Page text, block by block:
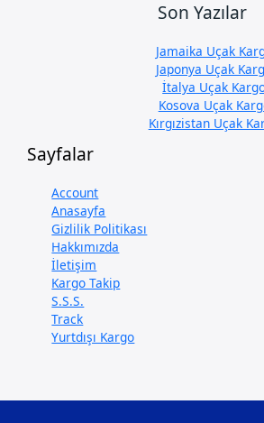
Son Yazılar
Jamaika Uçak
Japonya Uçak
İtalya Uçak
Kosova Uçak
Kırgızistan Uçak
Sayfalar
Account
Anasayfa
Gizlilik Politikası
Hakkımızda
İletişim
Kargo Takip
S.S.S.
Track
Yurtdışı Kargo